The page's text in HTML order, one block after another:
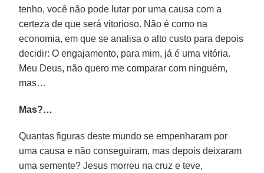
tenho, você não pode lutar por uma causa com a
certeza de que será vitorioso. Não é como na
economia, em que se analisa o alto custo para depois
decidir: O engajamento, para mim, já é uma vitória.
Meu Deus, não quero me comparar com ninguém,
mas…
Mas?…
Quantas figuras deste mundo se empenharam por
uma causa e não conseguiram, mas depois deixaram
uma semente? Jesus morreu na cruz e teve,